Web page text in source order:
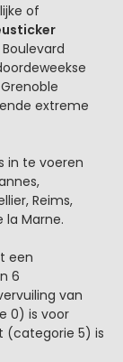
of
extreme
in te voeren
Reims,
la Marne.
een
6
van
0) is voor
(categorie 5) is